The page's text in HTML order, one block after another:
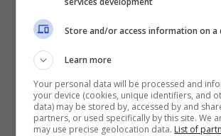
che vivono all’aperto, nè per i
vivono in zone fredde.
posizione rinfrescante, ma
ai pericoli.
Store and/or access information on a
Learn more
Your personal data will be processed and
your device (cookies, unique identifiers, and
data) may be stored by, accessed by and
partners, or used specifically by this site. We
may use precise geolocation data. List of